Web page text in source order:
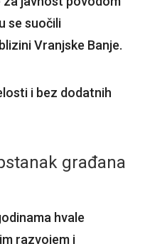
se suočili
Vranjske Banje.
i bez dodatnih
građana
hvale
razvojem i